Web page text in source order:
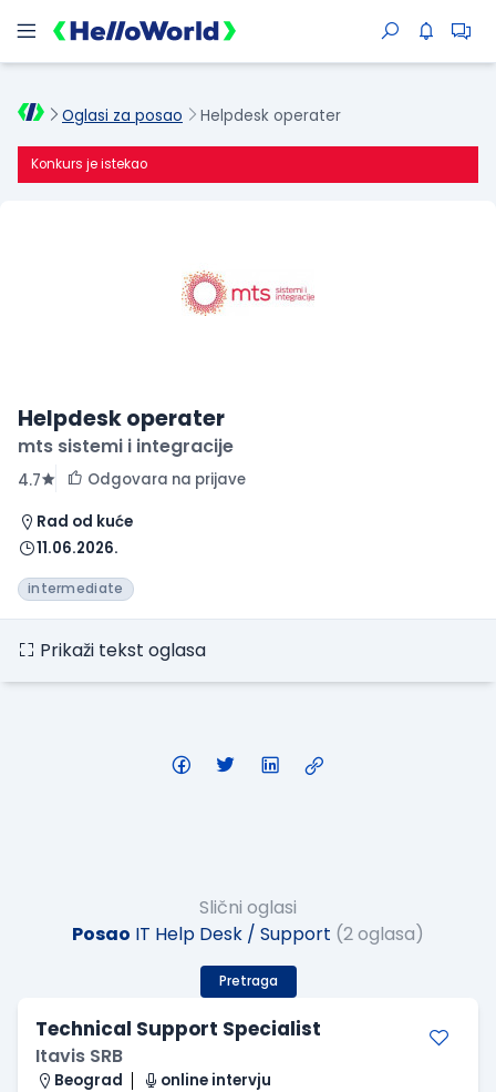
Oglasi za posao Helpdesk operater
Konkurs je istekao
Helpdesk operater
mts sistemi i integracije
4.7
Odgovara na prijave
Rad od kuće
11.06.2026.
intermediate
Prikaži tekst oglasa
Slični oglasi
Posao IT Help Desk / Support (2 oglasa)
Pretraga
Technical Support Specialist
Itavis SRB
Beograd
online intervju